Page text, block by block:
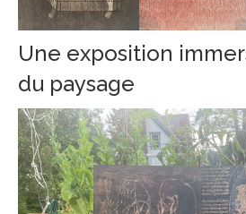
Une exposition
du paysage